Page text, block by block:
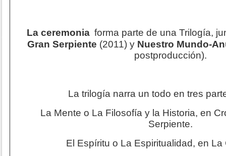
La ceremonia forma parte de una Trilogía,
Gran Serpiente (2011) y Nuestro Mundo-
postproducción).
La trilogía narra un todo en tres
La Mente o La Filosofía y la Historia, en
Serpiente.
El Espíritu o La Espiritualidad, en La